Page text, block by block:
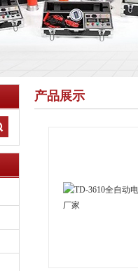
产品展示